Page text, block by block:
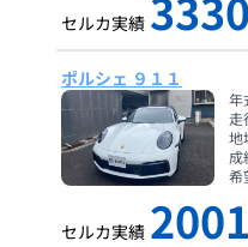
セルカ実績
ポルシェ ９１１
年
走
地
成
希
セルカ実績